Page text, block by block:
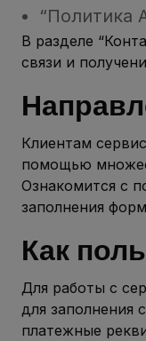
“Политика
В разделе
связи и
Клиентам
помощью
Ознакомится с
заполнения
Как
Для работы с
для заполнения
платежные